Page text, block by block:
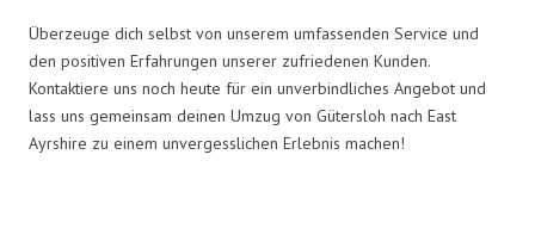
Überzeuge dich selbst von unserem umfassenden Service und
den positiven Erfahrungen unserer zufriedenen Kunden.
Kontaktiere uns noch heute für ein unverbindliches Angebot und
lass uns gemeinsam deinen Umzug von Gütersloh nach East
Ayrshire zu einem unvergesslichen Erlebnis machen!